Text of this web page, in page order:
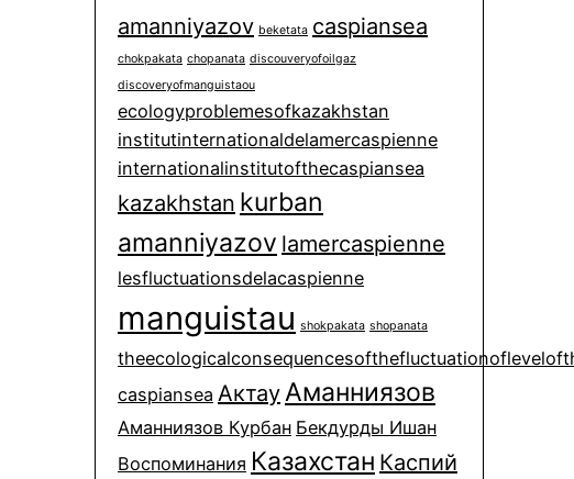
amanniyazov beketata caspiansea
chokpakata chopanata discouveryofoilgaz
discoveryofmanguistaou
ecologyproblemesofkazakhstan
institutinternationaldelamercaspienne
internationalinstitutofthecaspiansea
kazakhstan kurban
amanniyazov lamercaspienne
lesfluctuationsdelacaspienne
manguistau shokpakata shopanata
caspiansea АктауАманниязов
Аманниязов Курбан Бекдурды Ишан
Воспоминания Казахстан Каспий